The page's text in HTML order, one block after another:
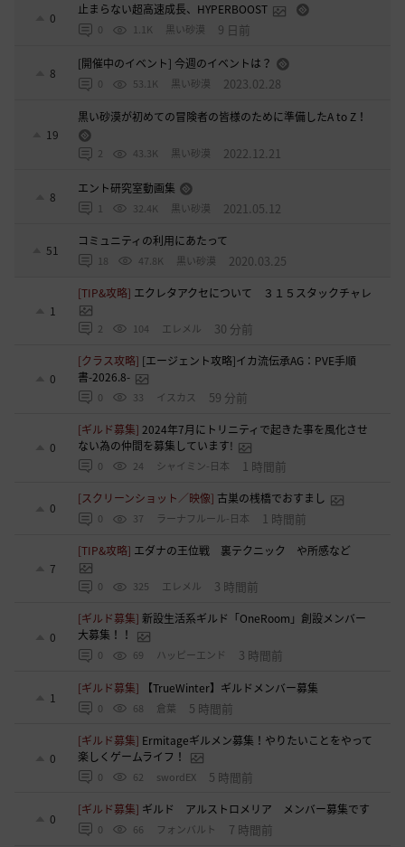
0
止まらない超高速成長、HYPERBOOST
0 1.1K 黒い砂漠 9 日前
8
[開催中のイベント] 今週のイベントは？
0 53.1K 黒い砂漠 2023.02.28
19
黒い砂漠が初めての冒険者の皆様のために準備したA to Z！
2 43.3K 黒い砂漠 2022.12.21
8
エント研究室動画集
1 32.4K 黒い砂漠 2021.05.12
51
コミュニティの利用にあたって
18 47.8K 黒い砂漠 2020.03.25
1
[TIP&攻略] エクレタアクセについて ３１５スタックチャレ
2 104 エレメル 30 分前
0
[クラス攻略] [エージェント攻略]イカ流伝承AG：PVE手順
書-2026.8-
0 33 イスカス 59 分前
0
[ギルド募集]2024年7月にトリニティで起きた事を風化させ
ない為の仲間を募集しています!
0 24 シャイミン-日本 1 時間前
0
[スクリーンショット／映像] 古巣の桟橋でおすまし
0 37 ラーナフルール-日本 1 時間前
7
[TIP&攻略] エダナの王位戦 裏テクニック や所感など
0 325 エレメル 3 時間前
0
[ギルド募集]新設生活系ギルド「OneRoom」創設メンバー
大募集！！
0 69 ハッピーエンド 3 時間前
1
[ギルド募集] 【TrueWinter】ギルドメンバー募集
0 68 倉葉 5 時間前
0
[ギルド募集] Ermitageギルメン募集！やりたいことをやって
楽しくゲームライフ！
0 62 swordEX 5 時間前
0
[ギルド募集] ギルド アルストロメリア メンバー募集です
0 66 フォンバルト 7 時間前